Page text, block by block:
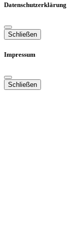
Datenschutzerklärung
Schließen
Impressum
Schließen